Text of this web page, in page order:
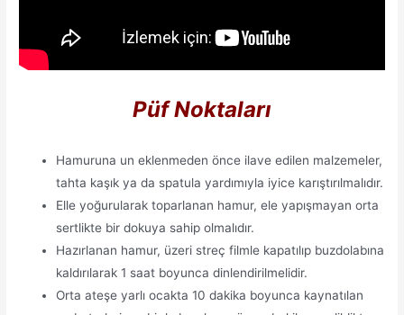
Püf Noktaları
Hamuruna un eklenmeden önce ilave edilen malzemeler,
tahta kaşık ya da spatula yardımıyla iyice karıştırılmalıdır.
Elle yoğurularak toparlanan hamur, ele yapışmayan orta
sertlikte bir dokuya sahip olmalıdır.
Hazırlanan hamur, üzeri streç filmle kapatılıp buzdolabına
kaldırılarak 1 saat boyunca dinlendirilmelidir.
Orta ateşe yarlı ocakta 10 dakika boyunca kaynatılan